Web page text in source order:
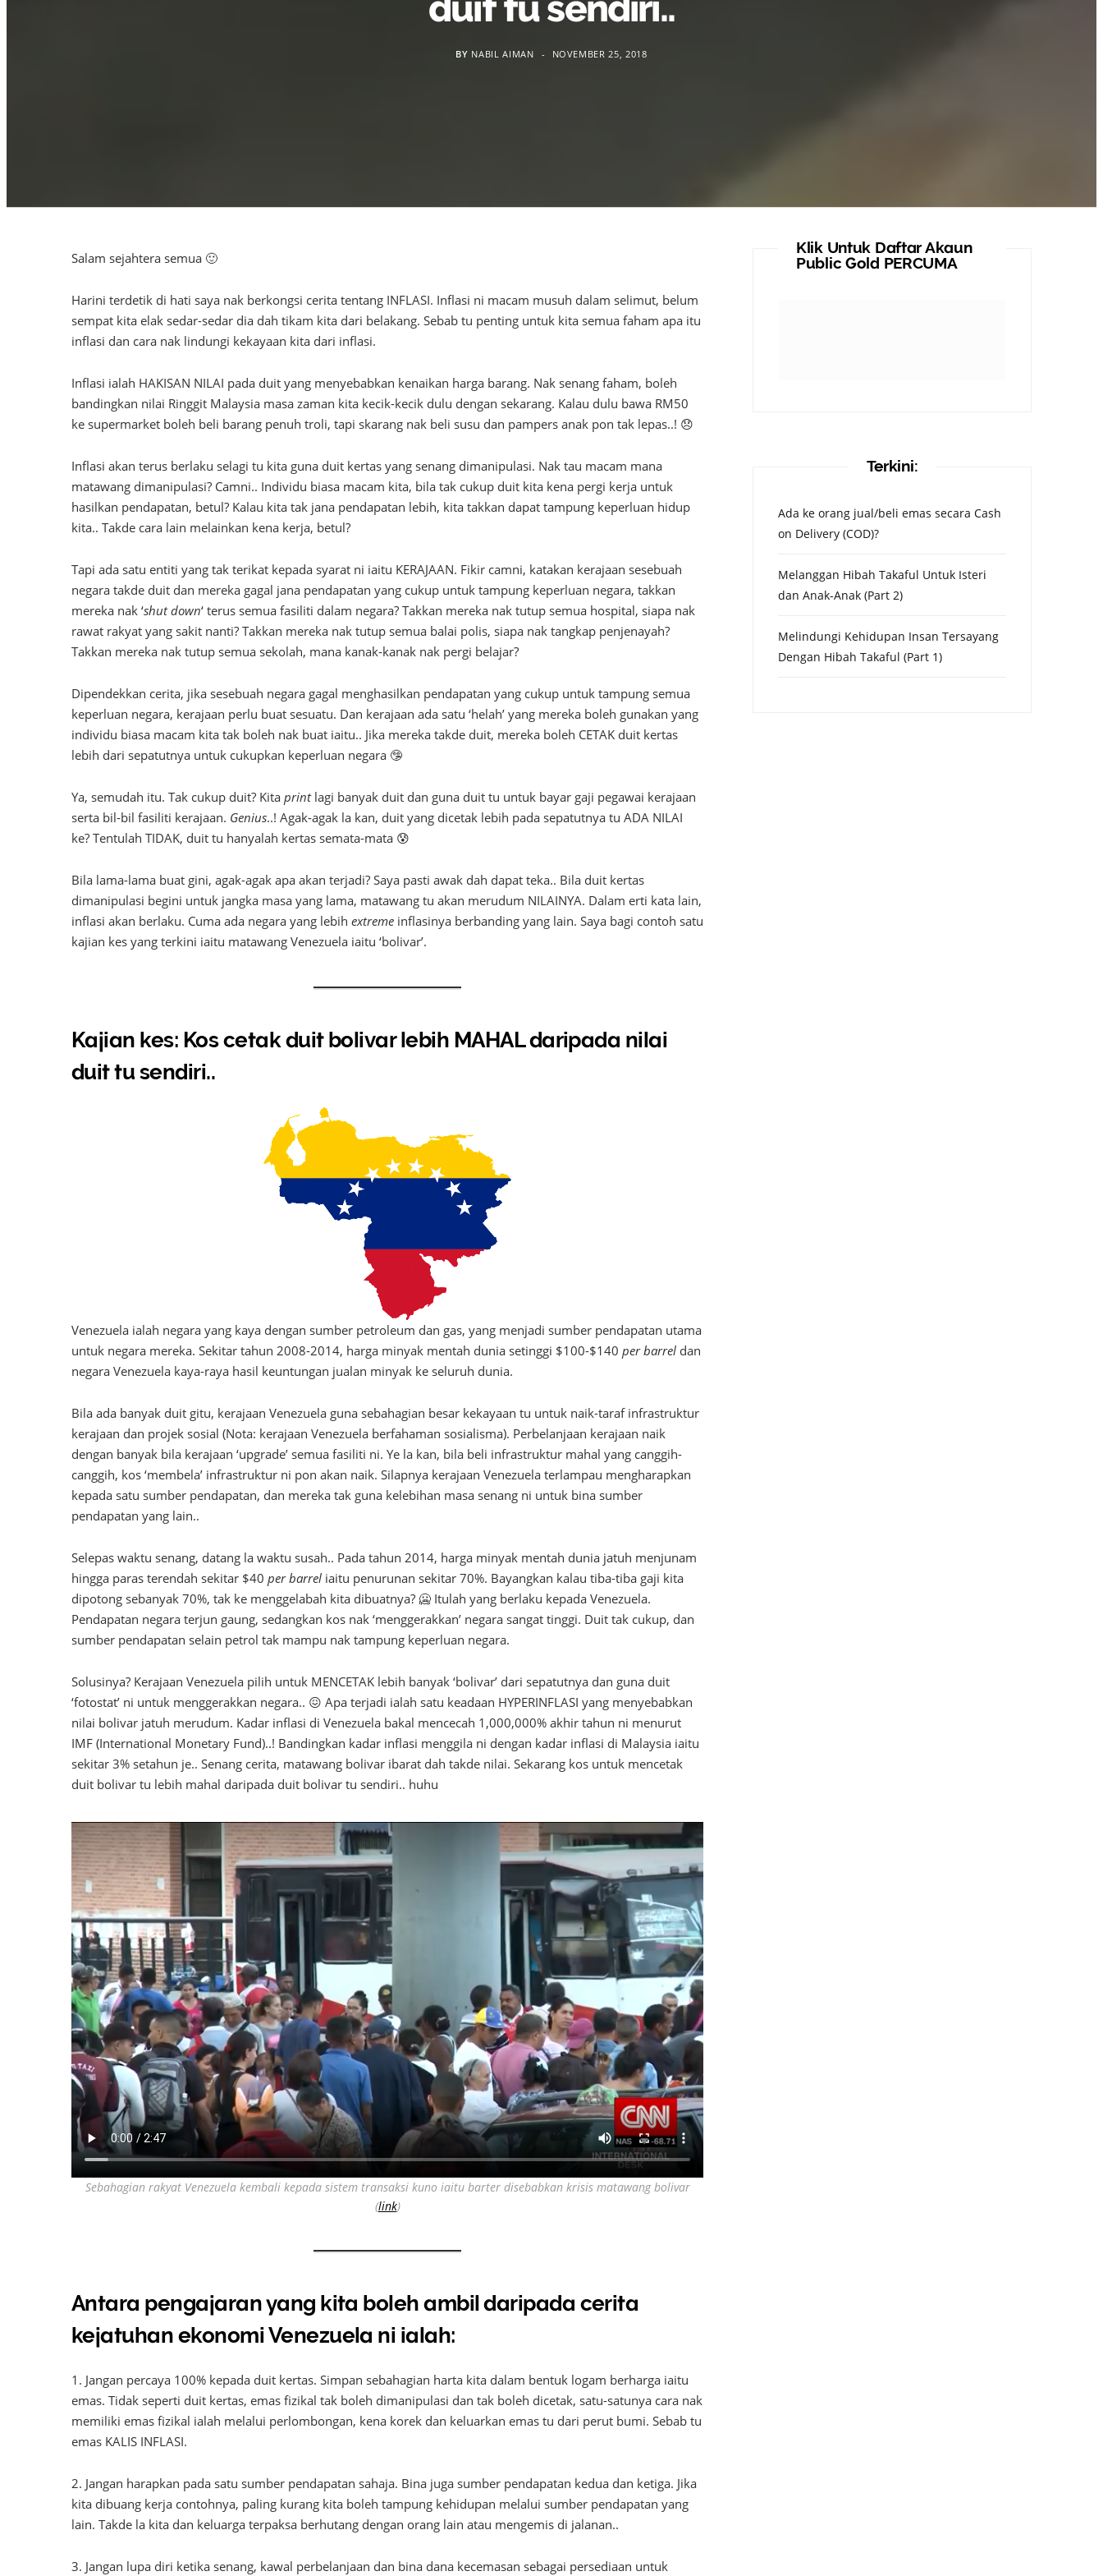
BY NABIL AIMAN NOVEMBER 25, 2018
Salam sejahtera semua 🙂
Harini terdetik di hati saya nak berkongsi cerita tentang INFLASI. Inflasi ni macam musuh dalam selimut, belum
sempat kita elak sedar-sedar dia dah tikam kita dari belakang. Sebab tu penting untuk kita semua faham apa itu
inflasi dan cara nak lindungi kekayaan kita dari inflasi.
Inflasi ialah HAKISAN NILAI pada duit yang menyebabkan kenaikan harga barang. Nak senang faham, boleh
bandingkan nilai Ringgit Malaysia masa zaman kita kecik-kecik dulu dengan sekarang. Kalau dulu bawa RM50
ke supermarket boleh beli barang penuh troli, tapi skarang nak beli susu dan pampers anak pon tak lepas..! 😞
Inflasi akan terus berlaku selagi tu kita guna duit kertas yang senang dimanipulasi. Nak tau macam mana
matawang dimanipulasi? Camni.. Individu biasa macam kita, bila tak cukup duit kita kena pergi kerja untuk
hasilkan pendapatan, betul? Kalau kita tak jana pendapatan lebih, kita takkan dapat tampung keperluan hidup
kita.. Takde cara lain melainkan kena kerja, betul?
Tapi ada satu entiti yang tak terikat kepada syarat ni iaitu KERAJAAN. Fikir camni, katakan kerajaan sesebuah
negara takde duit dan mereka gagal jana pendapatan yang cukup untuk tampung keperluan negara, takkan
mereka nak ‘shut down‘ terus semua fasiliti dalam negara? Takkan mereka nak tutup semua hospital, siapa nak
rawat rakyat yang sakit nanti? Takkan mereka nak tutup semua balai polis, siapa nak tangkap penjenayah?
Takkan mereka nak tutup semua sekolah, mana kanak-kanak nak pergi belajar?
Dipendekkan cerita, jika sesebuah negara gagal menghasilkan pendapatan yang cukup untuk tampung semua
keperluan negara, kerajaan perlu buat sesuatu. Dan kerajaan ada satu ‘helah’ yang mereka boleh gunakan yang
individu biasa macam kita tak boleh nak buat iaitu.. Jika mereka takde duit, mereka boleh CETAK duit kertas
lebih dari sepatutnya untuk cukupkan keperluan negara 🤥
Ya, semudah itu. Tak cukup duit? Kita printlagi banyak duit dan guna duit tu untuk bayar gaji pegawai kerajaan
serta bil-bil fasiliti kerajaan. Genius..! Agak-agak la kan, duit yang dicetak lebih pada sepatutnya tu ADA NILAI
ke? Tentulah TIDAK, duit tu hanyalah kertas semata-mata 😰
Bila lama-lama buat gini, agak-agak apa akan terjadi? Saya pasti awak dah dapat teka.. Bila duit kertas
dimanipulasi begini untuk jangka masa yang lama, matawang tu akan merudum NILAINYA. Dalam erti kata lain,
inflasi akan berlaku. Cuma ada negara yang lebih extreme inflasinya berbanding yang lain. Saya bagi contoh satu
kajian kes yang terkini iaitu matawang Venezuela iaitu ‘bolivar’.
Kajian kes: Kos cetak duit bolivar lebih MAHAL daripada nilai
duit tu sendiri..
Venezuela ialah negara yang kaya dengan sumber petroleum dan gas, yang menjadi sumber pendapatan utama
untuk negara mereka. Sekitar tahun 2008-2014, harga minyak mentah dunia setinggi $100-$140 per barrel dan
negara Venezuela kaya-raya hasil keuntungan jualan minyak ke seluruh dunia.
Bila ada banyak duit gitu, kerajaan Venezuela guna sebahagian besar kekayaan tu untuk naik-taraf infrastruktur
kerajaan dan projek sosial (Nota: kerajaan Venezuela berfahaman sosialisma). Perbelanjaan kerajaan naik
dengan banyak bila kerajaan ‘upgrade’ semua fasiliti ni. Ye la kan, bila beli infrastruktur mahal yang canggih-
canggih, kos ‘membela’ infrastruktur ni pon akan naik. Silapnya kerajaan Venezuela terlampau mengharapkan
kepada satu sumber pendapatan, dan mereka tak guna kelebihan masa senang ni untuk bina sumber
pendapatan yang lain..
Selepas waktu senang, datang la waktu susah.. Pada tahun 2014, harga minyak mentah dunia jatuh menjunam
hingga paras terendah sekitar $40 per barrel iaitu penurunan sekitar 70%. Bayangkan kalau tiba-tiba gaji kita
dipotong sebanyak 70%, tak ke menggelabah kita dibuatnya? 🥶 Itulah yang berlaku kepada Venezuela.
Pendapatan negara terjun gaung, sedangkan kos nak ‘menggerakkan’ negara sangat tinggi. Duit tak cukup, dan
sumber pendapatan selain petrol tak mampu nak tampung keperluan negara.
Solusinya? Kerajaan Venezuela pilih untuk MENCETAK lebih banyak ‘bolivar’ dari sepatutnya dan guna duit
‘fotostat’ ni untuk menggerakkan negara.. 😖 Apa terjadi ialah satu keadaan HYPERINFLASI yang menyebabkan
nilai bolivar jatuh merudum. Kadar inflasi di Venezuela bakal mencecah 1,000,000% akhir tahun ni menurut
IMF (International Monetary Fund)..! Bandingkan kadar inflasi menggila ni dengan kadar inflasi di Malaysia iaitu
sekitar 3% setahun je.. Senang cerita, matawang bolivar ibarat dah takde nilai. Sekarang kos untuk mencetak
duit bolivar tu lebih mahal daripada duit bolivar tu sendiri.. huhu
Sebahagian rakyat Venezuela kembali kepada sistem transaksi kuno iaitu barter disebabkan krisis matawang bolivar
(link)
Antara pengajaran yang kita boleh ambil daripada cerita
kejatuhan ekonomi Venezuela ni ialah:
1. Jangan percaya 100% kepada duit kertas. Simpan sebahagian harta kita dalam bentuk logam berharga iaitu
emas. Tidak seperti duit kertas, emas fizikal tak boleh dimanipulasi dan tak boleh dicetak, satu-satunya cara nak
memiliki emas fizikal ialah melalui perlombongan, kena korek dan keluarkan emas tu dari perut bumi. Sebab tu
emas KALIS INFLASI.
2. Jangan harapkan pada satu sumber pendapatan sahaja. Bina juga sumber pendapatan kedua dan ketiga. Jika
kita dibuang kerja contohnya, paling kurang kita boleh tampung kehidupan melalui sumber pendapatan yang
lain. Takde la kita dan keluarga terpaksa berhutang dengan orang lain atau mengemis di jalanan..
3. Jangan lupa diri ketika senang, kawal perbelanjaan dan bina dana kecemasan sebagai persediaan untuk
Klik Untuk Daftar Akaun
Public Gold PERCUMA
Terkini:
Ada ke orang jual/beli emas secara Cash
on Delivery (COD)?
Melanggan Hibah Takaful Untuk Isteri
dan Anak-Anak (Part 2)
Melindungi Kehidupan Insan Tersayang
Dengan Hibah Takaful (Part 1)